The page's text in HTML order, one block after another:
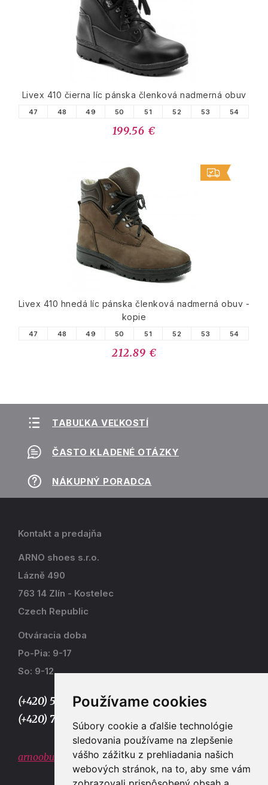
Používame cookies
Súbory cookie a ďalšie technológie
sledovania používame na zlepšenie
vášho zážitku z prehliadania našich
webových stránok, na to, aby sme vám
Livex 410 čierna líc pánska členková nadmerná obuv
47 48 49 50 51 52 53 54
199.56 €
Livex 410 hnedá líc pánska členková nadmerná obuv -
kopie
47 48 49 50 51 52 53 54
212.89 €
TABUĽKA VEĽKOSTÍ
ČASTO KLADENÉ OTÁZKY
NÁKUPNÝ PORADCA
Kontakt a predajňa
ARNO shoes s.r.o.
Lázně 490
763 14 Zlín - Kostelec
Czech Republic
Otváracia doba
Po-Pia: 9-17
So: 9-12
(+420) 577 915 036,
(+420) 773 667 390
arnoobuv@gmail.com